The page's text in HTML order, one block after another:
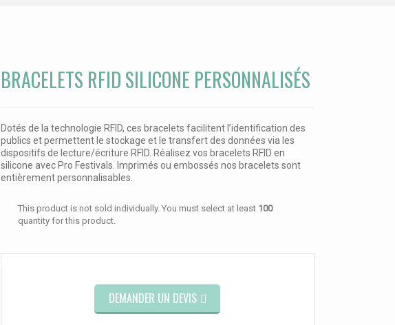
BRACELETS RFID SILICONE PERSONNALISÉS
Dotés de la technologie RFID, ces bracelets facilitent l’identification des
publics et permettent le stockage et le transfert des données via les
dispositifs de lecture/écriture RFID. Réalisez vos bracelets RFID en
silicone avec Pro Festivals. Imprimés ou embossés nos bracelets sont
entièrement personnalisables.
This product is not sold individually. You must select at least 100
quantity for this product.
DEMANDER UN DEVIS